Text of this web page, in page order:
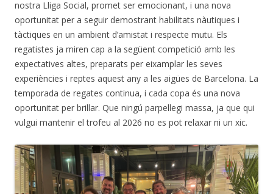
nostra Lliga Social, promet ser emocionant, i una nova
oportunitat per a seguir demostrant habilitats nàutiques i
tàctiques en un ambient d’amistat i respecte mutu. Els
regatistes ja miren cap a la següent competició amb les
expectatives altes, preparats per eixamplar les seves
experiències i reptes aquest any a les aigües de Barcelona. La
temporada de regates continua, i cada copa és una nova
oportunitat per brillar. Que ningú parpellegi massa, ja que qui
vulgui mantenir el trofeu al 2026 no es pot relaxar ni un xic.